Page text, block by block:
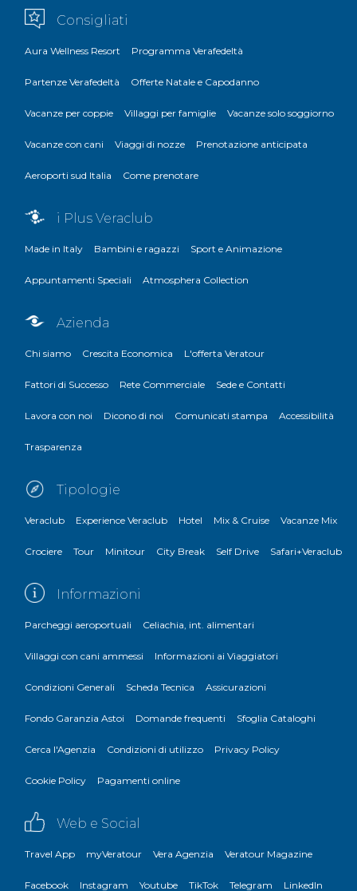
Consigliati
Aura Wellness Resort Programma Verafedeltà
Partenze Verafedeltà Offerte Natale e Capodanno
Vacanze per coppie Villaggi per famiglie Vacanze solo soggiorno
Vacanze con cani Viaggi di nozze Prenotazione anticipata
Aeroporti sud Italia Come prenotare
i Plus Veraclub
Made in Italy Bambini e ragazzi Sport e Animazione
Appuntamenti Speciali Atmosphera Collection
Azienda
Chi siamo Crescita Economica L'offerta Veratour
Fattori di Successo Rete Commerciale Sede e Contatti
Lavora con noi Dicono di noi Comunicati stampa Accessibilità
Trasparenza
Tipologie
Veraclub Experience Veraclub Hotel Mix & Cruise Vacanze Mix
Crociere Tour Minitour City Break Self Drive Safari+Veraclub
Informazioni
Parcheggi aeroportuali Celiachia, int. alimentari
Villaggi con cani ammessi Informazioni ai Viaggiatori
Condizioni Generali Scheda Tecnica Assicurazioni
Fondo Garanzia Astoi Domande frequenti Sfoglia Cataloghi
Cerca l'Agenzia Condizioni di utilizzo Privacy Policy
Cookie Policy Pagamenti online
Web e Social
Travel App myVeratour Vera Agenzia Veratour Magazine
Facebook Instagram Youtube TikTok Telegram LinkedIn